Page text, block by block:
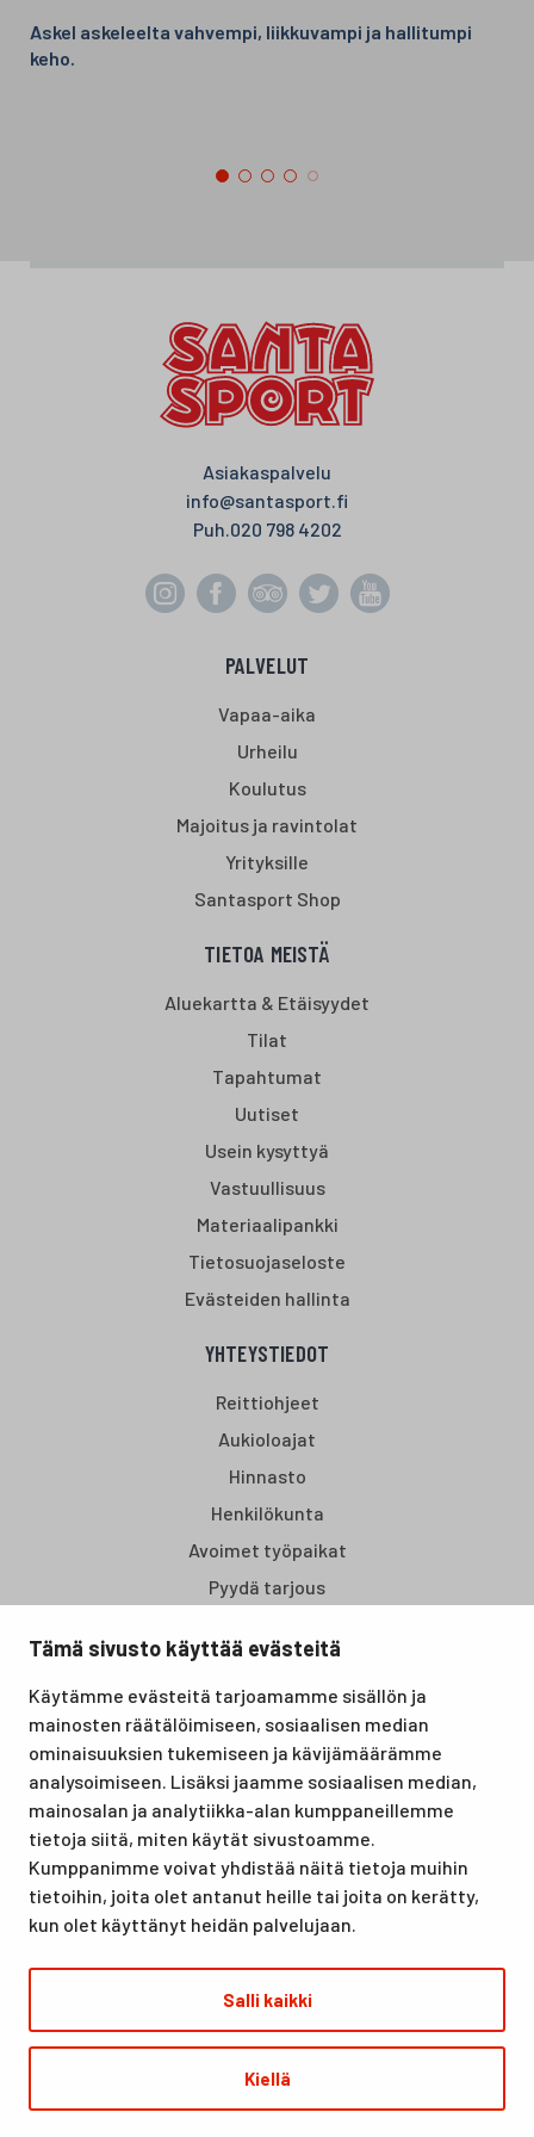
Tämä sivusto käyttää evästeitä
Käytämme evästeitä tarjoamamme sisällön ja
mainosten räätälöimiseen, sosiaalisen median
ominaisuuksien tukemiseen ja kävijämäärämme
analysoimiseen. Lisäksi jaamme sosiaalisen median,
mainosalan ja analytiikka-alan kumppaneillemme
tietoja siitä, miten käytät sivustoamme.
Kumppanimme voivat yhdistää näitä tietoja muihin
tietoihin, joita olet antanut heille tai joita on kerätty,
kun olet käyttänyt heidän palvelujaan.
Salli kaikki
Kiellä
Askel askeleelta vahvempi, liikkuvampi ja hallitumpi
keho.
Asiakaspalvelu
info@santasport.fi
Puh.020 798 4202
PALVELUT
Vapaa-aika
Urheilu
Koulutus
Majoitus ja ravintolat
Yrityksille
Santasport Shop
TIETOA MEISTÄ
Aluekartta & Etäisyydet
Tilat
Tapahtumat
Uutiset
Usein kysyttyä
Vastuullisuus
Materiaalipankki
Tietosuojaseloste
Evästeiden hallinta
YHTEYSTIEDOT
Reittiohjeet
Aukioloajat
Hinnasto
Henkilökunta
Avoimet työpaikat
Pyydä tarjous
koulutus- ja vapaa-ajan keskus, joka tarjoaa puitteet niin
lomille, harrastuksille kuin kansainvälisen tason
urheilutapahtumillekin. Santasport on myös virallinen
olympiavalmennuskeskus lumi- ja jääurheilulajeissa sekä
taitovalmennuksessa.